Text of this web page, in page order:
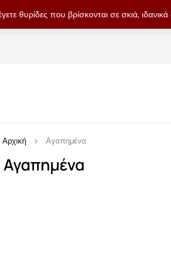
θυρίδες που βρίσκονται σε σκιά,
Αγαπημένα
Αρχική Αγαπημένα